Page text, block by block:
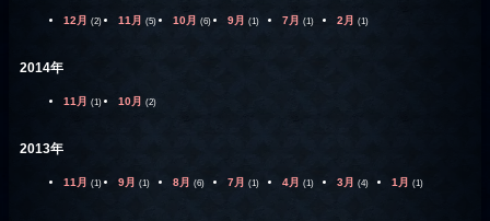
12月 (2) 11月 (5) 10月 (6) 9月 (1) 7月 (1) 2月 (1)
2014年
11月 (1) 10月 (2)
2013年
11月 (1) 9月 (1) 8月 (6) 7月 (1) 4月 (1) 3月 (4) 1月 (1)